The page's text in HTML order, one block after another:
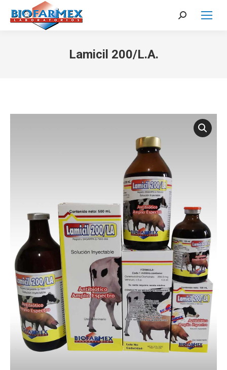
Search:
Lamicil 200/L.A.